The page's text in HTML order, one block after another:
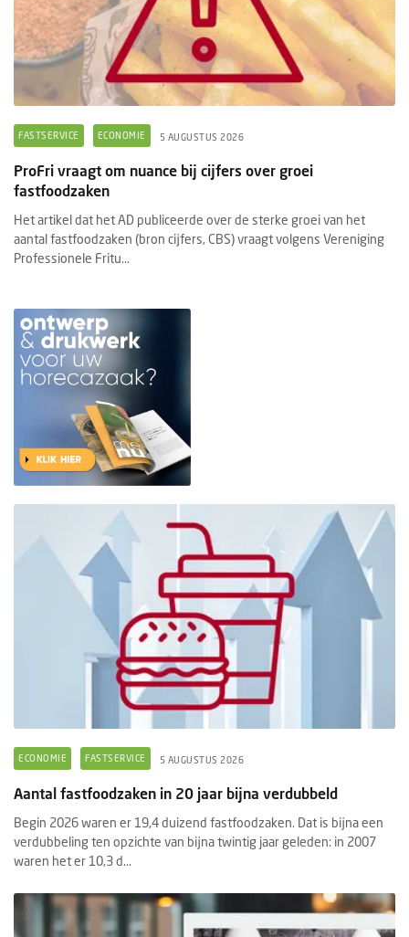
FASTSERVICE ECONOMIE 5 AUGUSTUS 2026
ProFri vraagt om nuance bij cijfers over groei
fastfoodzaken
Het artikel dat het AD publiceerde over de sterke groei van het
aantal fastfoodzaken (bron cijfers, CBS) vraagt volgens Vereniging
Professionele Fritu...
ECONOMIE FASTSERVICE 5 AUGUSTUS 2026
Aantal fastfoodzaken in 20 jaar bijna verdubbeld
Begin 2026 waren er 19,4 duizend fastfoodzaken. Dat is bijna een
verdubbeling ten opzichte van bijna twintig jaar geleden: in 2007
waren het er 10,3 d...